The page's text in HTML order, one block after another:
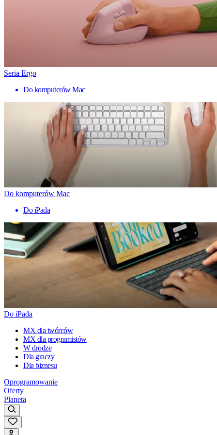
Seria Ergo
Do komputerów Mac
Do komputerów Mac
Do iPada
Do iPada
MX dla twórców
MX dla programistów
W drodze
Dla graczy
Dla biznesu
Oprogramowanie
Oferty
Planeta